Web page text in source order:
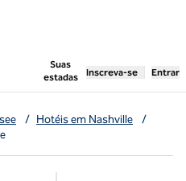
Suas
estadas
, abre uma nova
Inscreva-se Entrar
/ Hotéis em Nashville
/